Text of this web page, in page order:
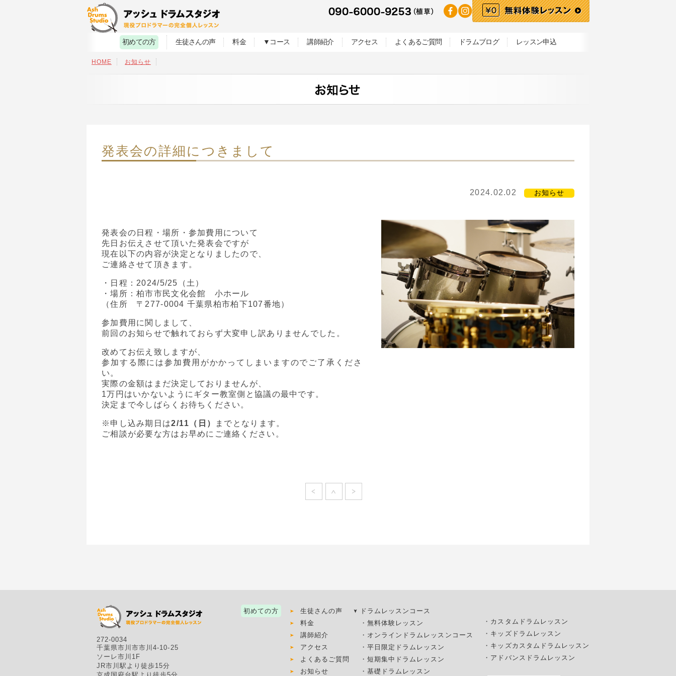
初めての方 生徒さんの声 料金 ▼コース 講師紹介 アクセス よくあるご質問 ドラムブログ レッスン申込
HOME お知らせ
発表会の詳細につきまして
2024.02.02 お知らせ
発表会の日程・場所・参加費用について
先日お伝えさせて頂いた発表会ですが
現在以下の内容が決定となりましたので、
ご連絡させて頂きます。
・日程：2024/5/25（土）
・場所：柏市市民文化会館 小ホール
（住所 〒277-0004 千葉県柏市柏下107番地）
参加費用に関しまして、
前回のお知らせで触れておらず大変申し訳ありませんでした。
改めてお伝え致しますが、
参加する際には参加費用がかかってしまいますのでご了承くださ
い。
実際の金額はまだ決定しておりませんが、
1万円はいかないようにギター教室側と協議の最中です。
決定まで今しばらくお待ちください。
※申し込み期日は2/11（日）
までとなります。
ご相談が必要な方はお早めにご連絡ください。
272-0034
千葉県市川市市川4-10-25
ソーレ市川1F
JR市川駅より徒歩15分
初めての方
生徒さんの声
料金
講師紹介
アクセス
よくあるご質問
お知らせ
ドラムレッスンコース
・無料体験レッスン
・ オンラインドラムレッスンコース
・平日限定ドラムレッスン
・短期集中ドラムレッスン
・基礎ドラムレッスン
・ カスタムドラムレッスン
・ キッズドラムレッスン
・ キッズカスタムドラムレッスン
・ アドバンスドラムレッスン